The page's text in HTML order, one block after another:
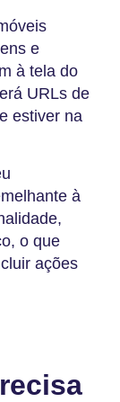
e
à tela do
URLs de
estiver na
à
o que
ações